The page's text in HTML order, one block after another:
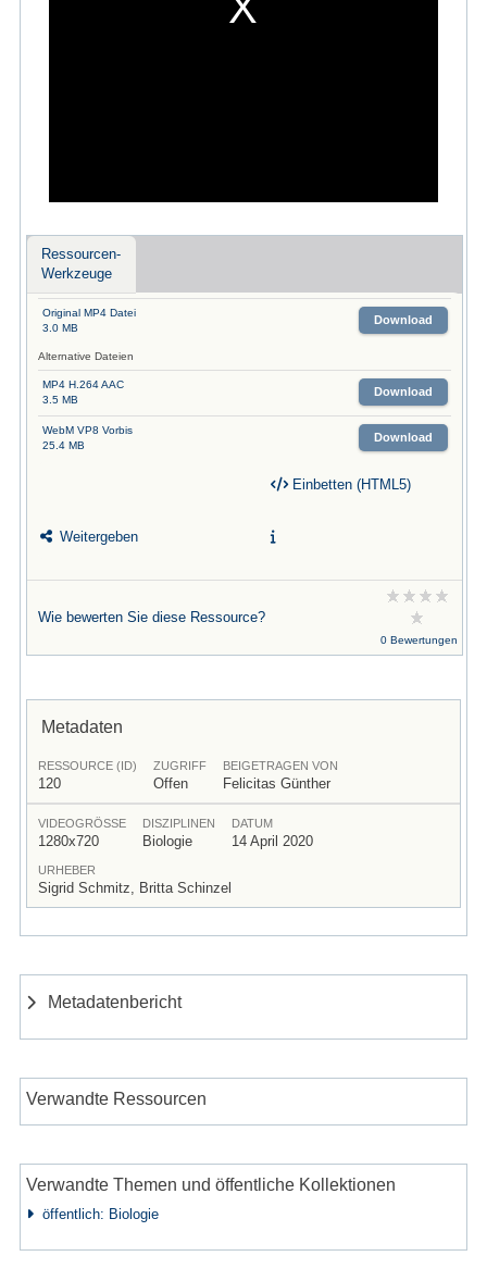
Ressourcen-
Werkzeuge
Original MP4 Datei
3.0 MB
Download
Alternative Dateien
MP4 H.264 AAC
3.5 MB
Download
WebM VP8 Vorbis
25.4 MB
Download
Weitergeben
Einbetten (HTML5)
Wie bewerten Sie diese Ressource?
0 Bewertungen
Metadaten
RESSOURCE (ID)
120
ZUGRIFF
Offen
BEIGETRAGEN VON
Felicitas Günther
VIDEOGRÖSSE
1280x720
DISZIPLINEN
Biologie
DATUM
14 April 2020
URHEBER
Sigrid Schmitz, Britta Schinzel
Metadatenbericht
Verwandte Ressourcen
Verwandte Themen und öffentliche Kollektionen
öffentlich: Biologie